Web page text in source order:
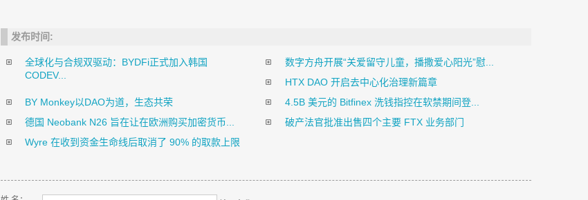
发布时间:
全球化与合规双驱动：BYDFi正式加入韩国
CODEV...
数字方舟开展“关爱留守儿童，播撒爱心阳光”慰...
HTX DAO 开启去中心化治理新篇章
BY Monkey以DAO为道，生态共荣
4.5B 美元的 Bitfinex 洗钱指控在软禁期间登...
德国 Neobank N26 旨在让在欧洲购买加密货币...
破产法官批准出售四个主要 FTX 业务部门
Wyre 在收到资金生命线后取消了 90% 的取款上限